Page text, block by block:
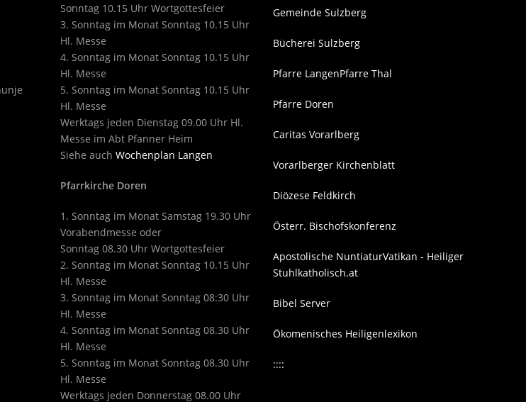
Sonntag 10.15 Uhr Wortgottesfeier
3. Sonntag im Monat Sonntag 10.15 Uhr
Hl. Messe
4. Sonntag im Monat Sonntag 10.15 Uhr
Hl. Messe
5. Sonntag im Monat Sonntag 10.15 Uhr
Hl. Messe
Werktags jeden Dienstag 09.00 Uhr Hl.
Messe im Abt Pfanner Heim
Siehe auch Wochenplan Langen
Pfarrkirche Doren
1. Sonntag im Monat Samstag 19.30 Uhr
Vorabendmesse oder
Sonntag 08.30 Uhr Wortgottesfeier
2. Sonntag im Monat Sonntag 10.15 Uhr
Hl. Messe
3. Sonntag im Monat Sonntag 08:30 Uhr
Hl. Messe
4. Sonntag im Monat Sonntag 08.30 Uhr
Hl. Messe
5. Sonntag im Monat Sonntag 08.30 Uhr
Hl. Messe
Werktags jeden Donnerstag 08.00 Uhr
Gemeinde Sulzberg
Bücherei Sulzberg
Pfarre LangenPfarre Thal
Pfarre Doren
Caritas Vorarlberg
Vorarlberger Kirchenblatt
Diözese Feldkirch
Österr. Bischofskonferenz
Apostolische NuntiaturVatikan - Heiliger
Stuhlkatholisch.at
Bibel Server
Ökomenisches Heiligenlexikon
::::